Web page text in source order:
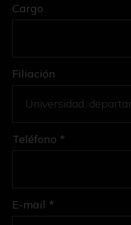
Cargo
Filiación
Teléfono *
E-mail *